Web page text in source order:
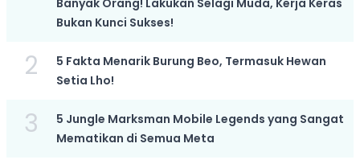
Banyak Orang! Lakukan Selagi Muda, Kerja Keras
Bukan Kunci Sukses!
2
5 Fakta Menarik Burung Beo, Termasuk Hewan
Setia Lho!
3
5 Jungle Marksman Mobile Legends yang Sangat
Mematikan di Semua Meta